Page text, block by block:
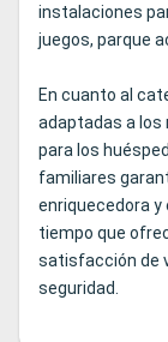
instalaciones
juegos, parque
En cuanto al
adaptadas a los
para los
familiares
enriquecedora y
tiempo que
satisfacción de
seguridad.